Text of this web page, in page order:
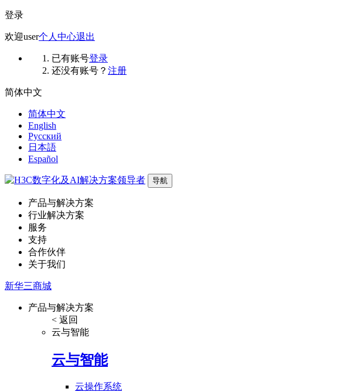
登录
欢迎user个人中心退出
已有账号登录
还没有账号？ 注册
简体中文
简体中文
English
Русский
日本語
Español
导航
产品与解决方案
行业解决方案
服务
支持
合作伙伴
关于我们
新华三商城
产品与解决方案
< 返回
云与智能
云与智能
云操作系统